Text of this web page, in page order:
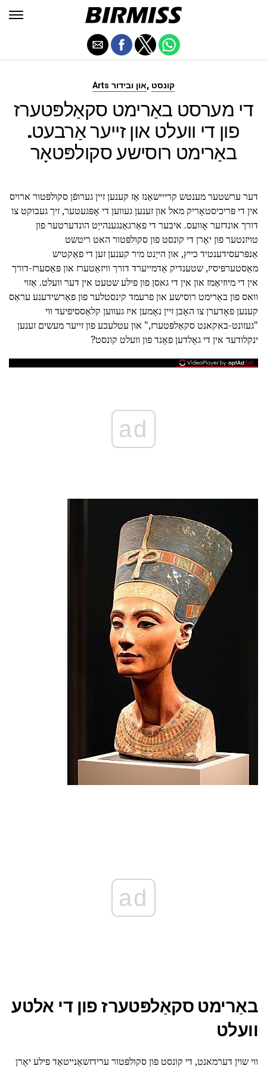
Arts און ובידור, קונסט
די מערסט באַרימט סקאַלפּטערז
פון די וועלט און זייער אַרבעט.
באַרימט רוסישע סקולפּטאָר
דער ערשטער מענטש קרייישאַנז אַז קענען זיין גערופֿן סקולפּטור ארויס
אין די פּריכיסטאָריק מאל און זענען געווען די אָפּגעטער, זיך געבוקט צו
דורך אונדזער אָוועס. איבער די פאַרגאַנגענהייַט הונדערטער פון
טויזנטער פון יאָרן די קונסט פון סקולפּטור האט ריטשט
אַנפּרעסידענטיד כייץ, און הייַנט מיר קענען זען די פאַקטיש
מאַסטערפּיסיז, שטענדיק אַדמייערד דורך וויזאַטערז און פּאַסערז-דורך
אין די מיוזיאַמז און אין די גאסן פון פילע שטעט אין דער וועלט. אַזוי
וואס פון באַרימט רוסישע און פרעמד קינסטלער פון פאַרשידענע עראַס
קענען פאָדערן צו האָבן זיין נאָמען איז געווען קלאַססיפיעד ווי
"געזונט-באקאנט סקאַלפּטערז," און עטלעכע פון זייער מעשים זענען
ינקלודעד אין די גאָלדען פאָנד פון וועלט קונסט?
ad
ad
באַרימט סקאַלפּטערז פון די אלטע
וועלט
ווי שוין דערמאנט, די קונסט פון סקולפּטור ערידזשאַנייטאַד פילע יאָרן